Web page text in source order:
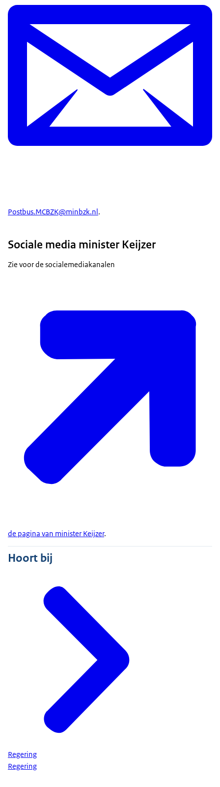
Postbus.MCBZK@minbzk.nl.
Sociale media minister Keijzer
Zie voor de socialemediakanalen
de pagina van minister Keijzer.
Hoort bij
Regering
Regering